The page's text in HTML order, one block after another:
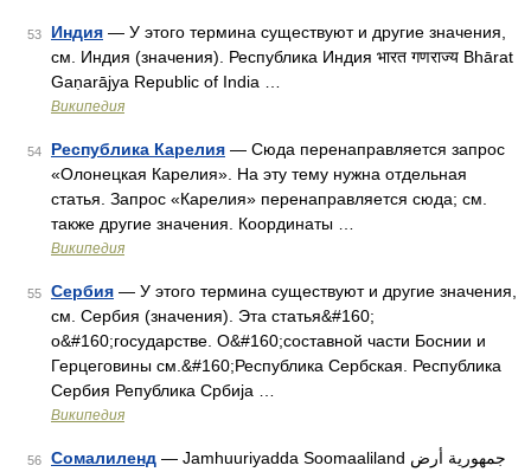
53 Индия — У этого термина существуют и другие значения,
см. Индия (значения). Республика Индия भारत गणराज्य Bhārat
Gaṇarājya Republic of India …
Википедия
54 Республика Карелия — Сюда перенаправляется запрос
«Олонецкая Карелия». На эту тему нужна отдельная
статья. Запрос «Карелия» перенаправляется сюда; см.
также другие значения. Координаты …
Википедия
55 Сербия — У этого термина существуют и другие значения,
см. Сербия (значения). Эта статья&#160;
о&#160;государстве. О&#160;составной части Боснии и
Герцеговины см.&#160;Республика Сербская. Республика
Сербия Република Србија …
Википедия
56 Сомалиленд — Jamhuuriyadda Soomaaliland جمهورية أرض